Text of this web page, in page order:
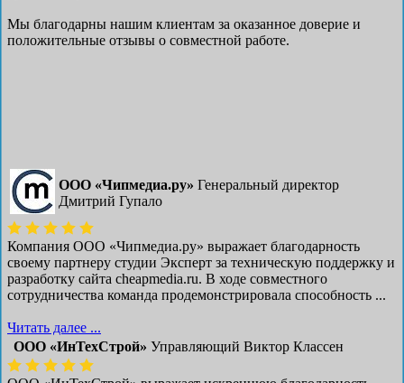
Мы благодарны нашим клиентам за оказанное доверие и
положительные отзывы о совместной работе.
ООО «Чипмедиа.ру» Генеральный директор
Дмитрий Гупало
Компания ООО «Чипмедиа.ру» выражает благодарность
своему партнеру студии Эксперт за техническую поддержку и
разработку сайта cheapmedia.ru. В ходе совместного
сотрудничества команда продемонстрировала способность ...
Читать далее ...
ООО «ИнТехСтрой» Управляющий Виктор Классен